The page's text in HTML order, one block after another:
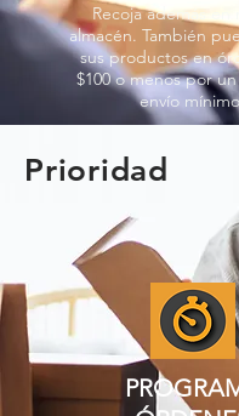
Recoja además en
almacén. También
sus productos en
$100 o menos por
envío
Prioridad